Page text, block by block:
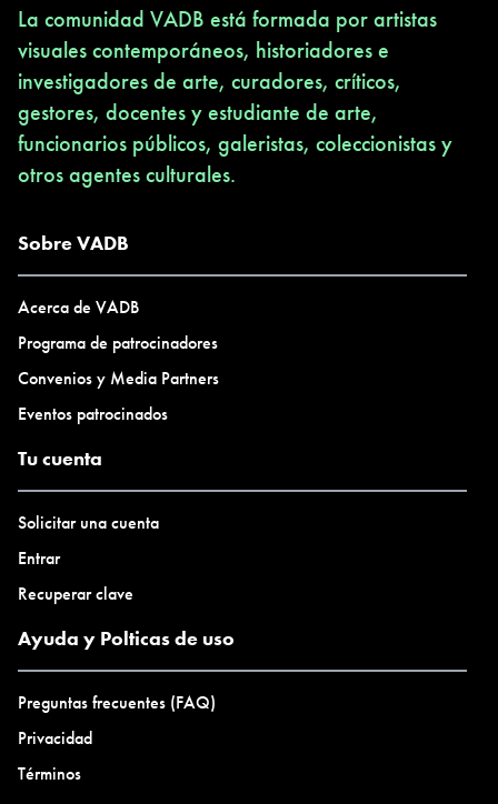
Sus trabajos están publicados en más de 40 catálogos y libros de
arte, mientras que su obra se encuentra en 3 colecciones:
DAROS Latinamérica, Blanton Museum of Art y Consejo
Nacional de la Cultura y las Artes.
fuente: http://ww3.museodelamemoria.cl/exposiciones/funa/
La comunidad VADB está formada por artistas
visuales contemporáneos, historiadores e
investigadores de arte, curadores, críticos,
gestores, docentes y estudiante de arte,
funcionarios públicos, galeristas, coleccionistas y
otros agentes culturales.
Sobre VADB
Acerca de VADB
Programa de patrocinadores
Convenios y Media Partners
Eventos patrocinados
Tu cuenta
Solicitar una cuenta
Entrar
Recuperar clave
Ayuda y Polticas de uso
Preguntas frecuentes (FAQ)
Privacidad
Términos